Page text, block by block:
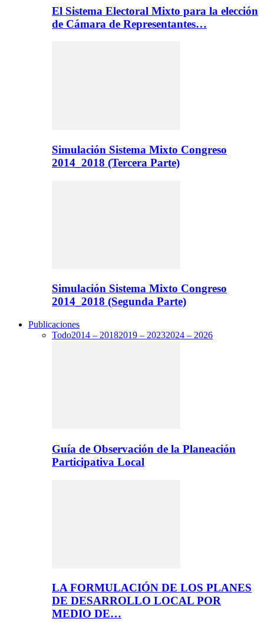
El Sistema Electoral Mixto para la elección
de Cámara de Representantes…
Simulación Sistema Mixto Congreso
2014_2018 (Tercera Parte)
Simulación Sistema Mixto Congreso
2014_2018 (Segunda Parte)
Publicaciones
Todo2014 – 20182019 – 20232024 – 2026
Guía de Observación de la Planeación
Participativa Local
LA FORMULACIÓN DE LOS PLANES
DE DESARROLLO LOCAL POR
MEDIO DE…